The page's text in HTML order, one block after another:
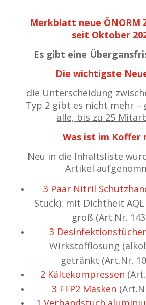
Merkblatt neue ÖNORM
seit Oktober
Es gibt eine
Die wichtigste
die Unterscheidung
Typ 2 gibt es nicht mehr –
alle, bis zu 25
Was ist im Koffer
Neu in die Inhaltsliste
Artikel
3 Paar Nitril
Stück): mit Dichtheit
groß (Art.Nr.
3 Desinfektionstücher
Wirkstofflösung
getränkt (Art.Nr.
2 Kältekompressen
3 FFP2 Masken